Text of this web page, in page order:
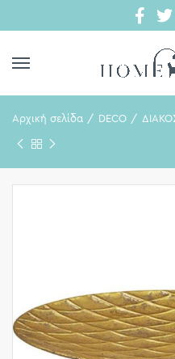
Αρχική σελίδα DECO